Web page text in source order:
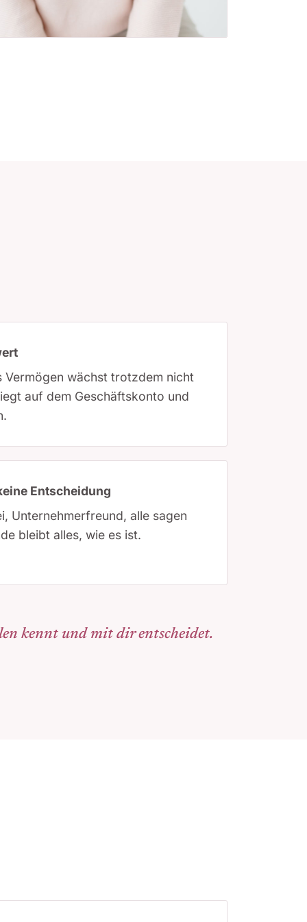
Vermögen wächst trotzdem nicht
auf dem Geschäftskonto und
Entscheidung
Unternehmerfreund, alle sagen
bleibt alles, wie es ist.
kennt und mit dir entscheidet.